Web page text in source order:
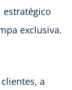
estratégico
exclusiva.
a